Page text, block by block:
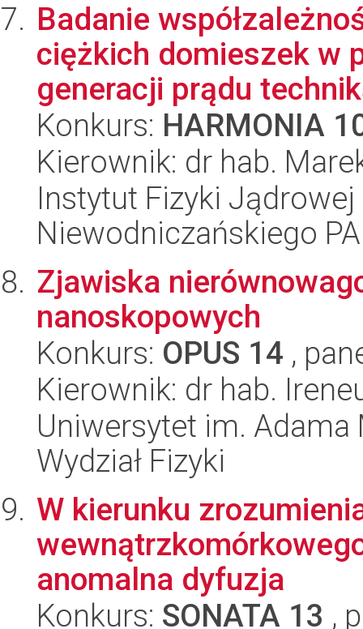
Badanie
ciężkich domieszek w
generacji prądu
Konkurs: HARMONIA
Kierownik: dr hab.
Instytut Fizyki
Niewodniczańskiego
Zjawiska
nanoskopowych
Konkurs: OPUS 14 ,
Kierownik: dr hab.
Uniwersytet im.
Wydział Fizyki
W kierunku
anomalna dyfuzja
Konkurs: SONATA 13 ,